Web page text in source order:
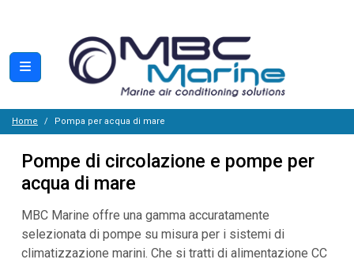
Home Pompa per acqua di mare
Pompe di circolazione e pompe per
acqua di mare
MBC Marine offre una gamma accuratamente
selezionata di pompe su misura per i sistemi di
climatizzazione marini. Che si tratti di alimentazione CC